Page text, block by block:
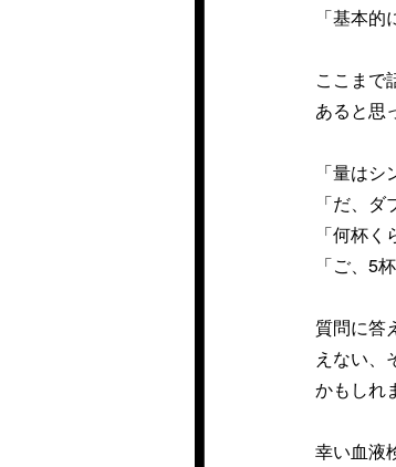
「基本
ここまで
あると思
「量は
「だ、
「何杯く
「ご、5
質問に答
えない、
かもしれ
幸い血液